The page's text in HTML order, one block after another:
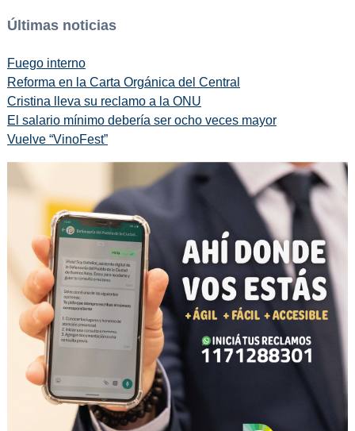
Últimas noticias
Fuego interno
Reforma en la Carta Orgánica del Central
Cristina lleva su reclamo a la ONU
El salario mínimo debería ser ocho veces mayor
Vuelve “VinoFest”